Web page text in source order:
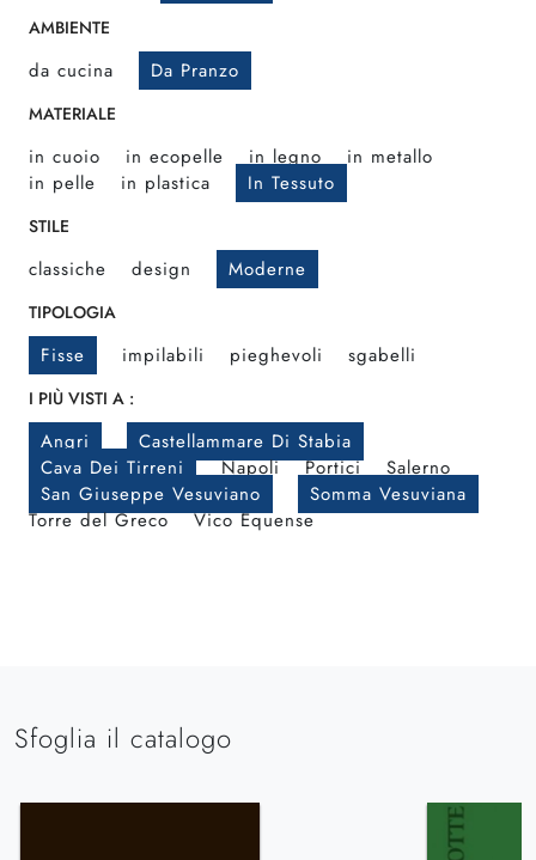
AMBIENTE
da cucina Da Pranzo
MATERIALE
in cuoio in ecopelle in legno
in metallo
in pelle
in plastica In Tessuto
STILE
classiche design Moderne
TIPOLOGIA
Fisse impilabili pieghevoli sgabelli
I PIÙ VISTI A :
Angri
Castellammare Di Stabia
Cava Dei Tirreni
Napoli Portici
Salerno
San Giuseppe Vesuviano
Somma Vesuviana
Torre del Greco
Vico Equense
Sfoglia il catalogo